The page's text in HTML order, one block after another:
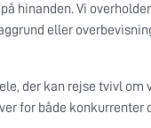
hinanden. Vi
eller
der kan rejse tvivl om
for både konkurrenter